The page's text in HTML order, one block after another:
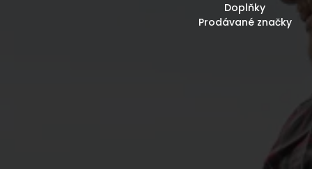
Doplňky
Prodávané značky